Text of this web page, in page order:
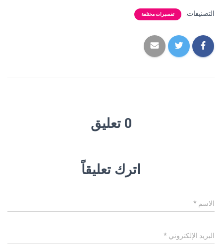
التصنيفات: تفسيرات مختلفة
0 تعليق
اترك تعليقاً
الاسم *
البريد الإلكتروني *